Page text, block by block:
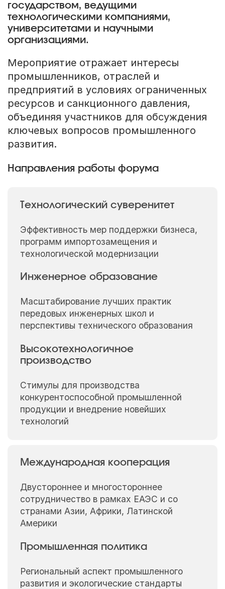
государством, ведущими
технологическими компаниями,
университетами и научными
организациями.
Мероприятие отражает интересы
промышленников, отраслей и
предприятий в условиях ограниченных
ресурсов и санкционного давления,
объединяя участников для обсуждения
ключевых вопросов промышленного
развития.
Направления работы форума
Технологический суверенитет
Эффективность мер поддержки бизнеса,
программ импортозамещения и
технологической модернизации
Инженерное образование
Масштабирование лучших практик
передовых инженерных школ и
перспективы технического образования
Высокотехнологичное
производство
Стимулы для производства
конкурентоспособной промышленной
продукции и внедрение новейших
технологий
Международная кооперация
Двустороннее и многостороннее
сотрудничество в рамках ЕАЭС и со
странами Азии, Африки, Латинской
Америки
Промышленная политика
Региональный аспект промышленного
развития и экологические стандарты